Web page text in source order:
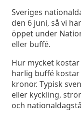
Sveriges
den 6 juni, så vi
öppet under
eller buffé.
Hur mycket
harlig buffé
kronor. Typisk
eller kyckling,
och